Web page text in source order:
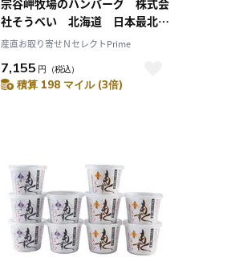
宗谷岬牧場のハンバーグ 株式会
社そうべい 北海道 日本最北の
牧場の牧草で育った牛肉や北海道
グ
産直お取り寄せＮセレクトPrime
7,155 円 （税込）
積算 198 マイル (3倍)